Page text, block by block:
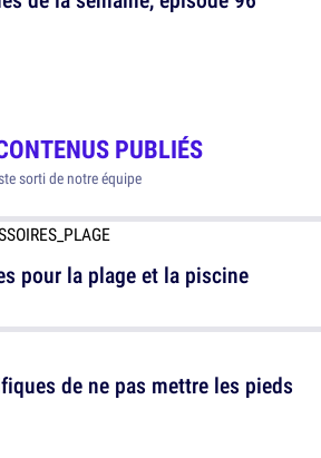
PUBLIÉS
sorti de notre équipe
pour la plage et la piscine
de ne pas mettre les pieds